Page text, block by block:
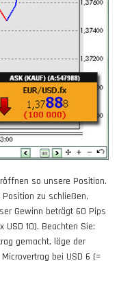
so unsere Position.
zu schließen,
Gewinn beträgt 60 Pips
USD 10). Beachten Sie:
gemacht, läge der
bei USD 6 (=